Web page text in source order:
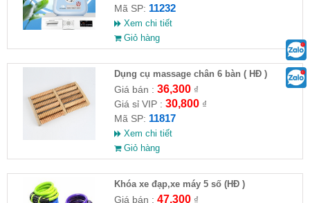
Mã SP: 11232
Xem chi tiết
Giỏ hàng
Dụng cụ massage chân 6 bàn ( HĐ )
Giá bán : 36,300₫
Giá sỉ VIP : 30,800₫
Mã SP: 11817
Xem chi tiết
Giỏ hàng
Khóa xe đạp,xe máy 5 số (HĐ )
Giá bán : 47,300₫